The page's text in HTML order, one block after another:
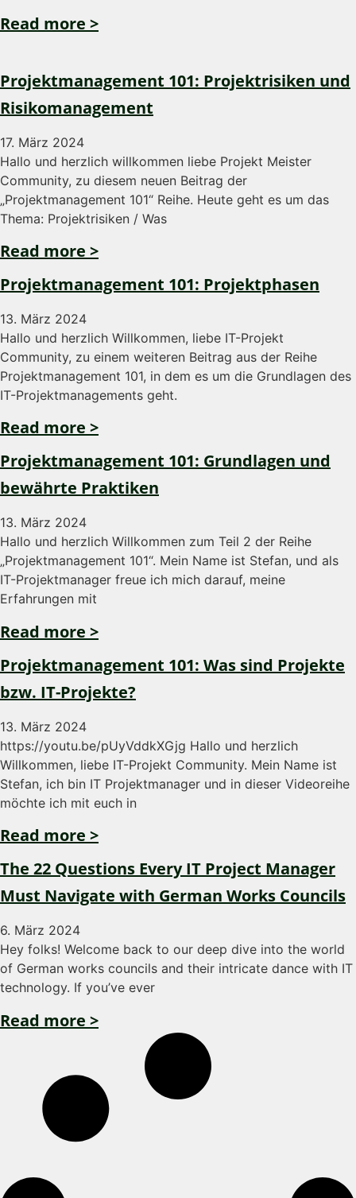
Read more >
Projektmanagement 101: Projektrisiken und
Risikomanagement
17. März 2024
Hallo und herzlich willkommen liebe Projekt Meister
Community, zu diesem neuen Beitrag der
„Projektmanagement 101“ Reihe. Heute geht es um das
Thema: Projektrisiken / Was
Read more >
Projektmanagement 101: Projektphasen
13. März 2024
Hallo und herzlich Willkommen, liebe IT-Projekt
Community, zu einem weiteren Beitrag aus der Reihe
Projektmanagement 101, in dem es um die Grundlagen des
IT-Projektmanagements geht.
Read more >
Projektmanagement 101: Grundlagen und
bewährte Praktiken
13. März 2024
Hallo und herzlich Willkommen zum Teil 2 der Reihe
„Projektmanagement 101“. Mein Name ist Stefan, und als
IT-Projektmanager freue ich mich darauf, meine
Erfahrungen mit
Read more >
Projektmanagement 101: Was sind Projekte
bzw. IT-Projekte?
13. März 2024
https://youtu.be/pUyVddkXGjg Hallo und herzlich
Willkommen, liebe IT-Projekt Community. Mein Name ist
Stefan, ich bin IT Projektmanager und in dieser Videoreihe
möchte ich mit euch in
Read more >
The 22 Questions Every IT Project Manager
Must Navigate with German Works Councils
6. März 2024
Hey folks! Welcome back to our deep dive into the world
of German works councils and their intricate dance with IT
technology. If you’ve ever
Read more >